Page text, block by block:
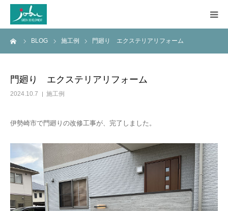
BLOG 施工例 門廻り エクステリアリフォーム
門廻り エクステリアリフォーム
2024.10.7 施工例
伊勢崎市で門廻りの改修工事が、完了しました。
HOME
Q&A
BLOG